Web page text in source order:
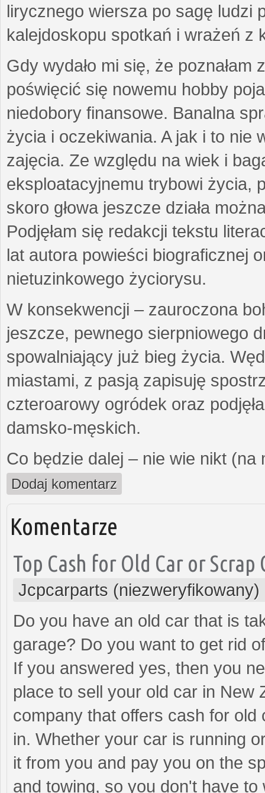
lirycznego wiersza po sagę ludzi
kalejdoskopu spotkań i wrażeń z
Gdy wydało mi się, że
poświęcić się nowemu hobby
niedobory finansowe. Banalna
życia i oczekiwania. A jak i to nie
zajęcia. Ze względu na wiek i
eksploatacyjnemu trybowi życia,
skoro głowa jeszcze działa
Podjęłam się redakcji tekstu
lat autora powieści biograficznej
nietuzinkowego życiorysu.
W konsekwencji – zauroczona
jeszcze, pewnego sierpniowego
spowalniający już bieg życia.
miastami, z pasją zapisuję
czteroarowy ogródek oraz
damsko-męskich.
Co będzie dalej – nie wie nikt
Dodaj komentarz
Komentarze
Top Cash for Old Car or
Jcpcarparts (niezweryfikowany)
Do you have an old car that is
garage? Do you want to get rid
If you answered yes, then you
place to sell your old car in New
company that offers cash for
in. Whether your car is running
it from you and pay you on the
and towing, so you don't have